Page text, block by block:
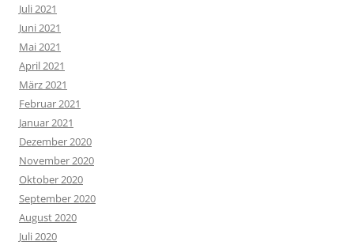
Juli 2021
Juni 2021
Mai 2021
April 2021
März 2021
Februar 2021
Januar 2021
Dezember 2020
November 2020
Oktober 2020
September 2020
August 2020
Juli 2020